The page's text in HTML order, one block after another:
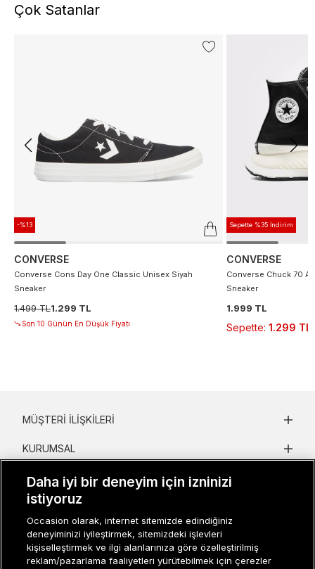
Çok Satanlar
-%13
CONVERSE
Converse Cons Day One Classic Unisex Siyah
Sneaker
1.499 TL1.299 TL
Son 10 Günün En Düşük Fiyatı
Sepette %35 İndirim
CONVERSE
Converse Chuck 70
Sneaker
1.999 TL
Sepette: 1.299 TL
MÜŞTERI İLIŞKILERI
KURUMSAL
KADIN KATEGORILER
GRUP MARKALAR
ERKEK KATEGORILER
Daha iyi bir deneyim için izninizi
istiyoruz
Occasion olarak, internet sitemizde edindiğiniz
deneyiminizi iyileştirmek, sitemizdeki işlevleri
kişiselleştirmek ve ilgi alanlarınıza göre özelleştirilmiş
reklam/pazarlama faaliyetleri yürütebilmek için çerezler